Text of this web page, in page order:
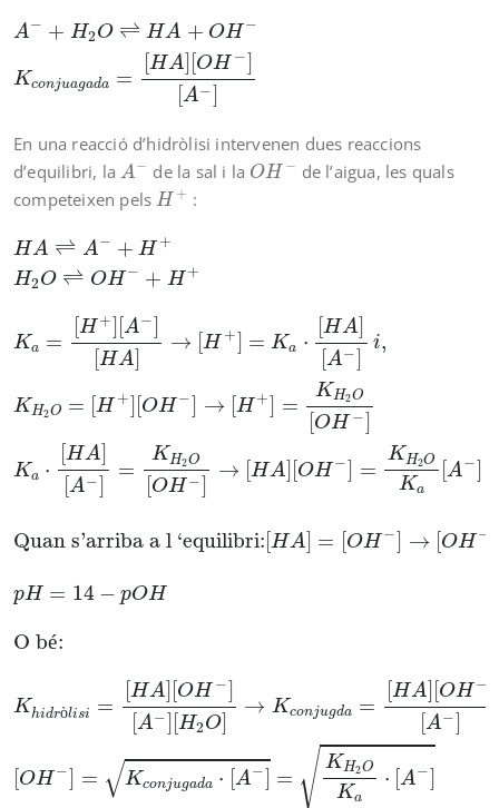
A− + H2O ⇌ HA + OH −
Kconjuagada =
[HA OH −
[A−
A− H 2O ⇌ A +OH − Kconj
En una reacció d’hidròlisi intervenen dues reaccions
d’equilibri, la A−
A− de la sal i la OH −
OH− de l’aigua, les quals
competeixen pels H +
H+ :
HA ⇌ A− + H +
H2O ⇌ OH − + H +
Ka =
H + [A−
HA
→ [H + = Ka ⋅
[HA
A−
i,
KH2O = [H + OH − → H + =
KH2O
[OH −]
Ka ⋅
HA
A−
=
K H2O
OH −
→ [HA] [OH −] =
K H2O
Ka
[A−]
Quan s’arriba a l ‘equilibri: HA = OH − → OH −
pH = 14 − pOH
O bé:
Khidròlisi =
[HA OH −
A− H2O]
→ Kconjugda =
HA OH −
[A−
[OH −] = √Kconjugada ⋅ [A−] = √ KH2O
Ka
⋅ [A−]
HA⇌ A− +H + H2O